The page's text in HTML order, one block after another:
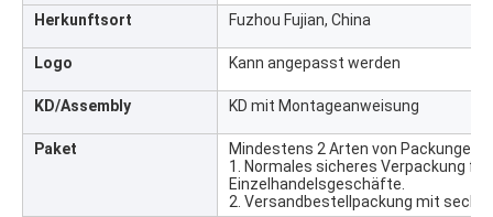
Herkunftsort Fuzhou Fujian, China
Logo Kann angepasst werden
KD/Assembly KD mit Montageanweisung
Paket
Mindestens 2 Arten von Packungen
1. Normales sicheres Verpackung
Einzelhandelsgeschäfte.
2. Versandbestellpackung mit